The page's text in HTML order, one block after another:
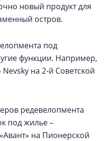
новый продукт для
остров.
под
функции. Например,
на 2-й Советской
редевелопмента
под жилье –
на Пионерской